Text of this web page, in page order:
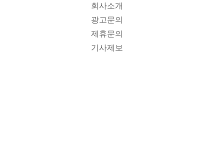
회사소개
광고문의
제휴문의
기사제보